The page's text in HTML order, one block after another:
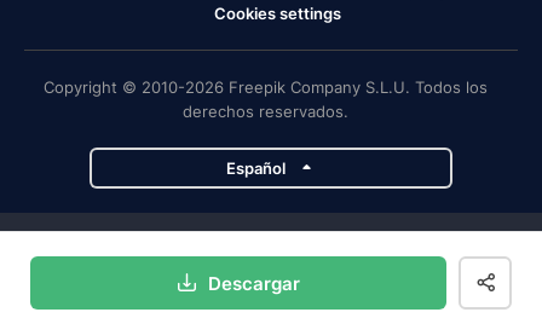
Descargar
Cookies settings
Copyright © 2010-2026 Freepik Company S.L.U. Todos los
derechos reservados.
Español
Magnific Flaticon